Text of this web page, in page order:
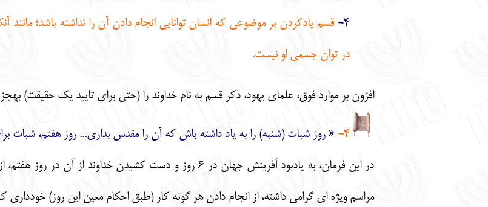
4- قسم يادكردن بر موضوعي كه انسان توانايي انجام دادن آن را نداشته باشد؛ مانند
در توان جسمي او نيست.
افزون بر موارد فوق، علماي يهود، ذكر قسم به نام خداوند را (حتي براي تاييد يك حقيقت)
4- « روز شبات (شنبه) را به ياد داشته باش كه آن را مقدس بداري... روز هفتم، شبات
در اين فرمان، به يادبود آفرينش جهان در 6 روز و دست كشيدن
مراسم ويژه اي گرامي داشته، از انجام دادن هر گونه كار (طبق احكام معين اين روز) خودداري